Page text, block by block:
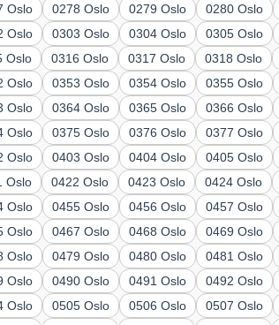
Oslo 0278 Oslo 0279 Oslo 0280 Oslo
Oslo 0303 Oslo 0304 Oslo 0305 Oslo
Oslo 0316 Oslo 0317 Oslo 0318 Oslo
Oslo 0353 Oslo 0354 Oslo 0355 Oslo
Oslo 0364 Oslo 0365 Oslo 0366 Oslo
Oslo 0375 Oslo 0376 Oslo 0377 Oslo
Oslo 0403 Oslo 0404 Oslo 0405 Oslo
Oslo 0422 Oslo 0423 Oslo 0424 Oslo
Oslo 0455 Oslo 0456 Oslo 0457 Oslo
Oslo 0467 Oslo 0468 Oslo 0469 Oslo
Oslo 0479 Oslo 0480 Oslo 0481 Oslo
Oslo 0490 Oslo 0491 Oslo 0492 Oslo
Oslo 0505 Oslo 0506 Oslo 0507 Oslo